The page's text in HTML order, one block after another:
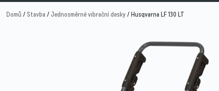
Domů /Stavba /Jednosměrné vibrační desky/ Husqvarna LF 130 LT